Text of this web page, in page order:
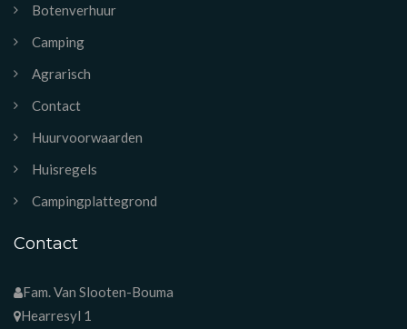
Botenverhuur
Camping
Agrarisch
Contact
Huurvoorwaarden
Huisregels
Campingplattegrond
Contact
Fam. Van Slooten-Bouma
Hearresyl 1